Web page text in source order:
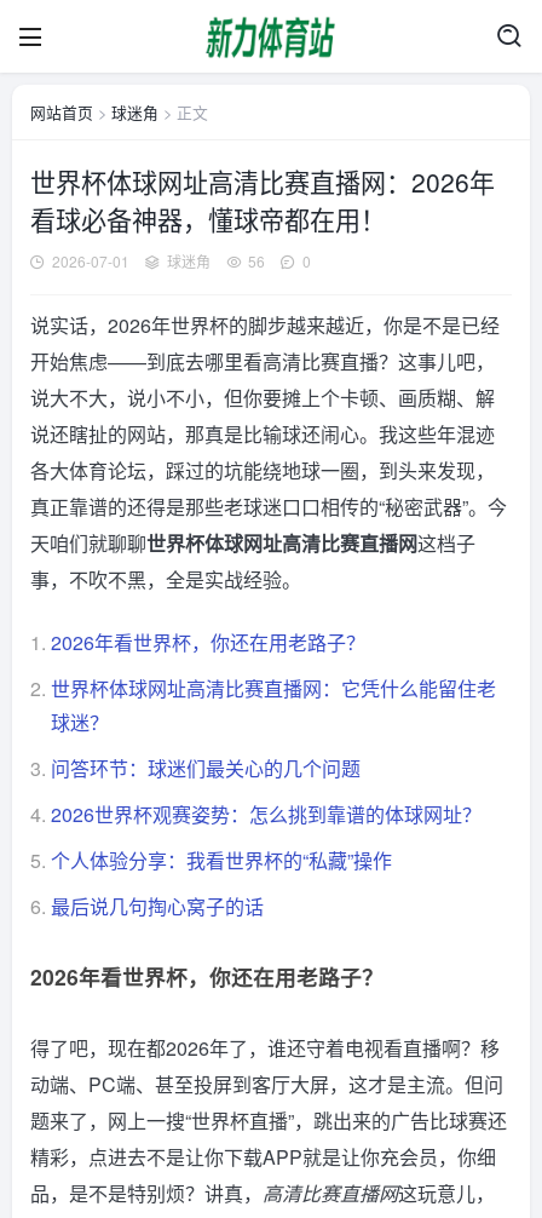
网站首页 > 球迷角 > 正文
世界杯体球网址高清比赛直播网：2026年
看球必备神器，懂球帝都在用！
2026-07-01 球迷角 56 0
说实话，2026年世界杯的脚步越来越近，你是不是已经
开始焦虑——到底去哪里看高清比赛直播？这事儿吧，
说大不大，说小不小，但你要摊上个卡顿、画质糊、解
说还瞎扯的网站，那真是比输球还闹心。我这些年混迹
各大体育论坛，踩过的坑能绕地球一圈，到头来发现，
真正靠谱的还得是那些老球迷口口相传的“秘密武器”。今
天咱们就聊聊世界杯体球网址高清比赛直播网这档子
事，不吹不黑，全是实战经验。
1. 2026年看世界杯，你还在用老路子？
2. 世界杯体球网址高清比赛直播网：它凭什么能留住老
球迷？
3. 问答环节：球迷们最关心的几个问题
4. 2026世界杯观赛姿势：怎么挑到靠谱的体球网址？
5. 个人体验分享：我看世界杯的“私藏”操作
6. 最后说几句掏心窝子的话
2026年看世界杯，你还在用老路子？
得了吧，现在都2026年了，谁还守着电视看直播啊？移
动端、PC端、甚至投屏到客厅大屏，这才是主流。但问
题来了，网上一搜“世界杯直播”，跳出来的广告比球赛还
精彩，点进去不是让你下载APP就是让你充会员，你细
品，是不是特别烦？讲真， 高清比赛直播网这玩意儿，